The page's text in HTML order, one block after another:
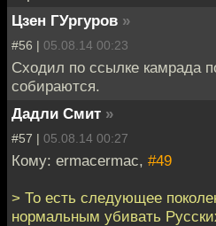
Цзен ГУргуров »
#56 | 05.08.14 00:23
Сходил по ссылке камрада
собираются.
Дадли Смит »
#57 | 05.08.14 00:27
Кому: ermacermac, #49
> То есть следующее
нормальным убивать